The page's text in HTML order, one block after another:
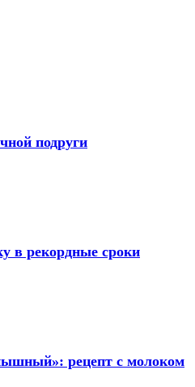
подруги
в рекордные сроки
рецепт с молоком